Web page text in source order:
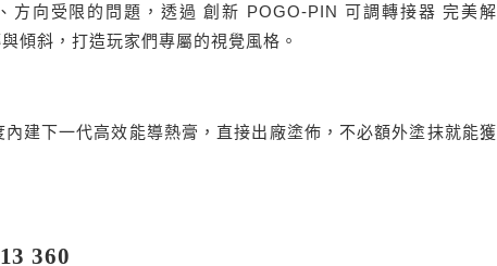
方向受限的問題，透過 創新 POGO-PIN 可調轉接器 完美解
傾斜，打造玩家們專屬的視覺風格。
建下一代高效能導熱膏，直接出廠塗佈，不必額外塗抹就能獲
360